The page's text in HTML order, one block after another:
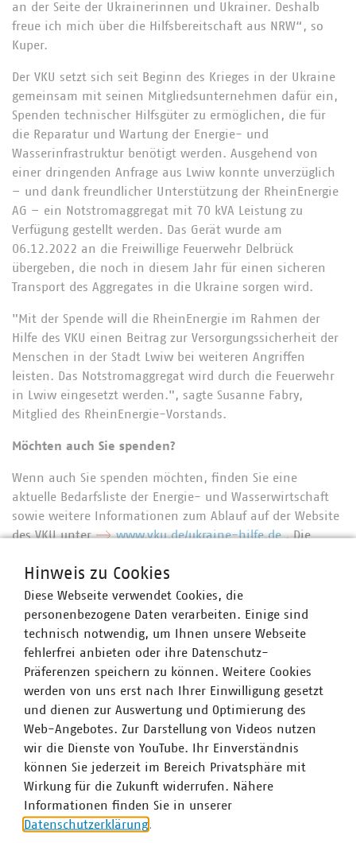
an der Seite der Ukrainerinnen und Ukrainer. Deshalb
freue ich mich über die Hilfsbereitschaft aus NRW“, so
Kuper.
Der VKU setzt sich seit Beginn des Krieges in der Ukraine
gemeinsam mit seinen Mitgliedsunternehmen dafür ein,
Spenden technischer Hilfsgüter zu ermöglichen, die für
die Reparatur und Wartung der Energie- und
Wasserinfrastruktur benötigt werden. Ausgehend von
einer dringenden Anfrage aus Lwiw konnte unverzüglich
– und dank freundlicher Unterstützung der RheinEnergie
AG – ein Notstromaggregat mit 70 kVA Leistung zu
Verfügung gestellt werden. Das Gerät wurde am
06.12.2022 an die Freiwillige Feuerwehr Delbrück
übergeben, die noch in diesem Jahr für einen sicheren
Transport des Aggregates in die Ukraine sorgen wird.
"Mit der Spende will die RheinEnergie im Rahmen der
Hilfe des VKU einen Beitrag zur Versorgungssicherheit der
Menschen in der Stadt Lwiw bei weiteren Angriffen
leisten. Das Notstromaggregat wird durch die Feuerwehr
in Lwiw eingesetzt werden.", sagte Susanne Fabry,
Mitglied des RheinEnergie-Vorstands.
Möchten auch Sie spenden?
Wenn auch Sie spenden möchten, finden Sie eine
aktuelle Bedarfsliste der Energie- und Wasserwirtschaft
sowie weitere Informationen zum Ablauf auf der Website
des VKU unter
www.vku.de/ukraine-hilfe.de. Die
Zielorten in die Ukraine transportiert, der Warenwert der
Spenden ist steuerlich absetzbar.
Der Verband kommunaler Unternehmen e. V. (VKU)
vertritt über 1.500 Stadtwerke und
Energie, Wasser/Abwasser, Abfallwirtschaft sowie
Telekommunikation. In der Landesgruppe Nordrhein-
Westfalen sind 331 kommunale Unternehmen im VKU
organisiert. Die VKU-Mitgliedsunternehmen in
Höhe von über 3 Milliarden Euro, erwirtschaften einen
Umsatz von fast 34 Milliarden Euro und sind wichtiger
Arbeitgeber für über 75.000 Beschäftigte. Wir halten
Nordrhein-Westfalen am Laufen – klimaneutral,
Hinweis zu Cookies
Diese Webseite verwendet Cookies, die
personenbezogene Daten verarbeiten. Einige sind
technisch notwendig, um Ihnen unsere Webseite
fehlerfrei anbieten oder ihre Datenschutz-
Präferenzen speichern zu können. Weitere Cookies
werden von uns erst nach Ihrer Einwilligung gesetzt
und dienen zur Auswertung und Optimierung des
Web-Angebotes. Zur Darstellung von Videos nutzen
wir die Dienste von YouTube. Ihr Einverständnis
können Sie jederzeit im Bereich Privatsphäre mit
Wirkung für die Zukunft widerrufen. Nähere
Informationen finden Sie in unserer
Datenschutzerklärung